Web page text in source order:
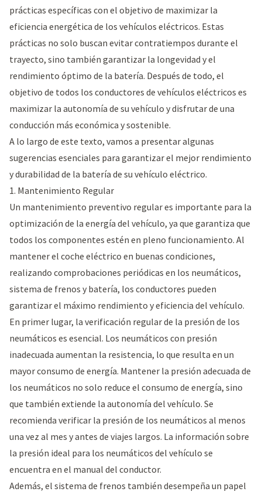
prácticas específicas con el objetivo de maximizar la
eficiencia energética de los vehículos eléctricos. Estas
prácticas no solo buscan evitar contratiempos durante el
trayecto, sino también garantizar la longevidad y el
rendimiento óptimo de la batería. Después de todo, el
objetivo de todos los conductores de vehículos eléctricos es
maximizar la autonomía de su vehículo y disfrutar de una
conducción más económica y sostenible.
A lo largo de este texto, vamos a presentar algunas
sugerencias esenciales para garantizar el mejor rendimiento
y durabilidad de la batería de su vehículo eléctrico.
1. Mantenimiento Regular
Un mantenimiento preventivo regular es importante para la
optimización de la energía del vehículo, ya que garantiza que
todos los componentes estén en pleno funcionamiento. Al
mantener el coche eléctrico en buenas condiciones,
realizando comprobaciones periódicas en los neumáticos,
sistema de frenos y batería, los conductores pueden
garantizar el máximo rendimiento y eficiencia del vehículo.
En primer lugar, la verificación regular de la presión de los
neumáticos es esencial. Los neumáticos con presión
inadecuada aumentan la resistencia, lo que resulta en un
mayor consumo de energía. Mantener la presión adecuada de
los neumáticos no solo reduce el consumo de energía, sino
que también extiende la autonomía del vehículo. Se
recomienda verificar la presión de los neumáticos al menos
una vez al mes y antes de viajes largos. La información sobre
la presión ideal para los neumáticos del vehículo se
encuentra en el manual del conductor.
Además, el sistema de frenos también desempeña un papel